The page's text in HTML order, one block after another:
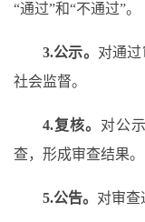
“通过”和“不通过”。
3.公示。 对通
社会监督。
4.复核。 对公
查，形成审查结果。
5.公告。 对审查